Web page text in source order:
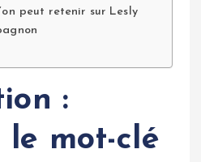
peut retenir sur Lesly
:
le mot-clé